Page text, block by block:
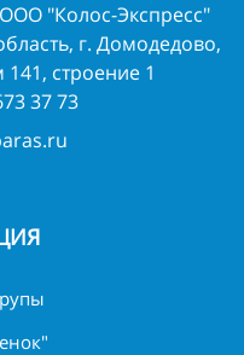
"Колос-Экспресс"
г. Домодедово,
строение 1
37 73